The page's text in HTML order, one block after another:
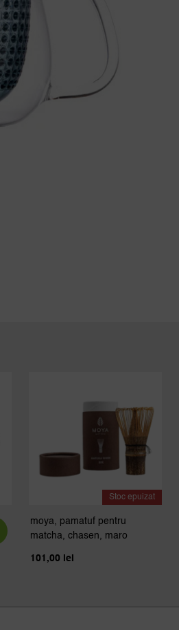
Stoc epuizat
moya, pamatuf pentru
matcha, chasen, maro
101,00 lei